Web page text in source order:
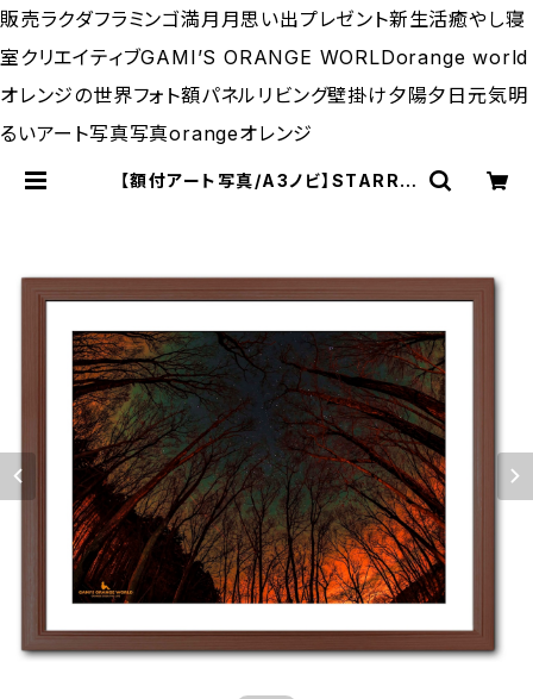
販売ラクダフラミンゴ満月月思い出プレゼント新生活癒やし寝
室クリエイティブGAMI’S ORANGE WORLDorange world
オレンジの世界フォト額パネルリビング壁掛け夕陽夕日元気明
るいアート写真写真orangeオレンジ
【額付アート写真/A3ノビ】STARRY